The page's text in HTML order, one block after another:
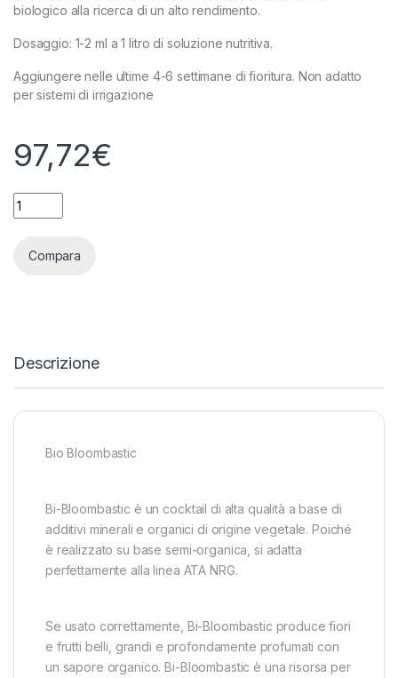
biologico alla ricerca di un alto rendimento.
Dosaggio: 1-2 ml a 1 litro di soluzione nutritiva.
Aggiungere nelle ultime 4-6 settimane di fioritura. Non adatto
per sistemi di irrigazione
97,72€
ATA ORGANICS - BIO BLOOMBASTIC - 1L quantity
Compara
Descrizione
Bio Bloombastic
Bi-Bloombastic è un cocktail di alta qualità a base di
additivi minerali e organici di origine vegetale. Poiché
è realizzato su base semi-organica, si adatta
perfettamente alla linea ATA NRG.
Se usato correttamente, Bi-Bloombastic produce fiori
e frutti belli, grandi e profondamente profumati con
un sapore organico. Bi-Bloombastic è una risorsa per